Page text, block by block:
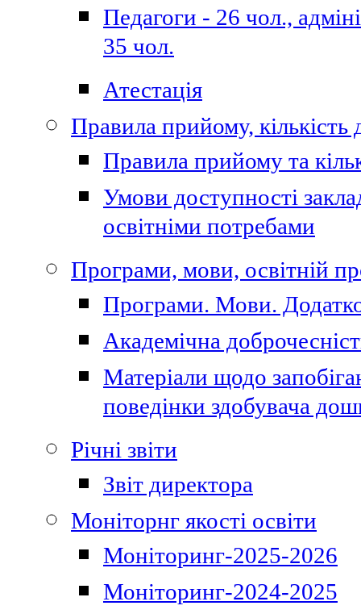
Педагоги - 26 чол.,
35 чол.
Атестація
Правила прийому, кількість
Правила прийому та
Умови доступності
освітніми потребами
Програми, мови, освітній
Програми. Мови.
Академічна
Матеріали щодо
поведінки здобувача
Річні звіти
Звіт директора
Моніторнг якості освіти
Моніторинг-2025-2026
Моніторинг-2024-2025